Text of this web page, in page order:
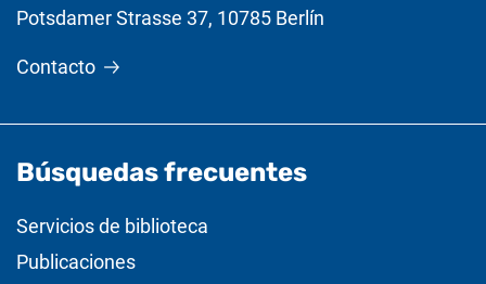
Potsdamer Strasse 37, 10785 Berlín
Contacto
Búsquedas frecuentes
Servicios de biblioteca
Publicaciones